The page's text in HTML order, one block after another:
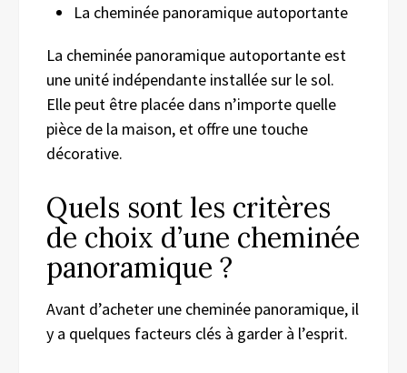
La cheminée panoramique autoportante
La cheminée panoramique autoportante est
une unité indépendante installée sur le sol.
Elle peut être placée dans n’importe quelle
pièce de la maison, et offre une touche
décorative.
Quels sont les critères
de choix d’une cheminée
panoramique ?
Avant d’acheter une cheminée panoramique, il
y a quelques facteurs clés à garder à l’esprit.